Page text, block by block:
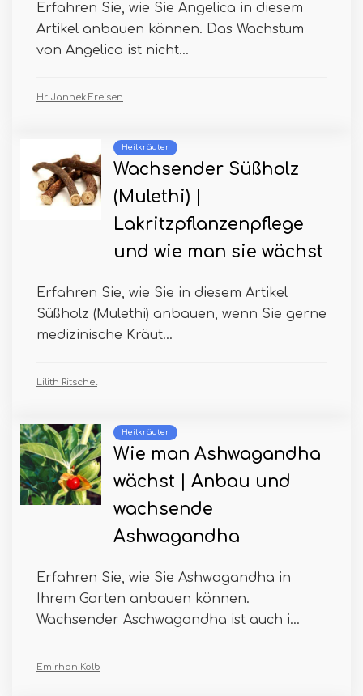
Erfahren Sie, wie Sie Angelica in diesem
Artikel anbauen können. Das Wachstum
von Angelica ist nicht...
Hr. Jannek Freisen
Heilkräuter
Wachsender Süßholz
(Mulethi) |
Lakritzpflanzenpflege
und wie man sie wächst
Erfahren Sie, wie Sie in diesem Artikel
Süßholz (Mulethi) anbauen, wenn Sie gerne
medizinische Kräut...
Lilith Ritschel
Heilkräuter
Wie man Ashwagandha
wächst | Anbau und
wachsende
Ashwagandha
Erfahren Sie, wie Sie Ashwagandha in
Ihrem Garten anbauen können.
Wachsender Aschwagandha ist auch i...
Emirhan Kolb